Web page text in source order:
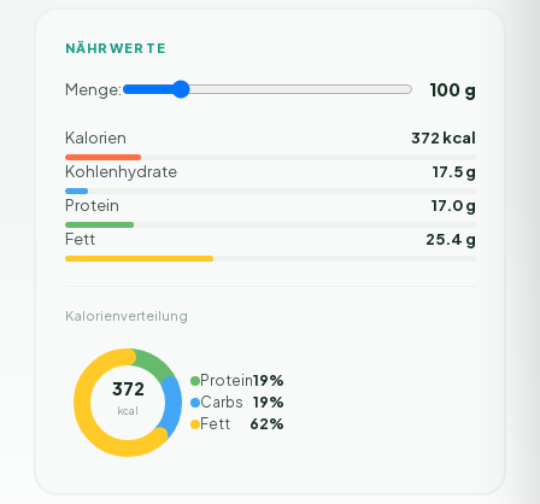
NÄHRWERTE
Menge: 100g
Kalorien
372 kcal
Kohlenhydrate
17.5 g
Protein
17.0 g
Fett
25.4 g
Kalorienverteilung
372
kcal
Protein19%
Carbs 19%
Fett
62%